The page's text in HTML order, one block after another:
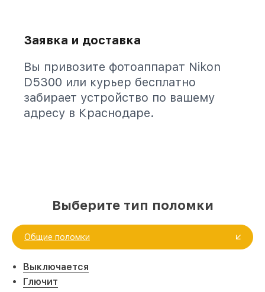
Заявка и доставка
Вы привозите фотоаппарат Nikon
D5300 или курьер бесплатно
забирает устройство по вашему
адресу в Краснодаре.
Выберите тип поломки
Общие поломки
Выключается
Глючит